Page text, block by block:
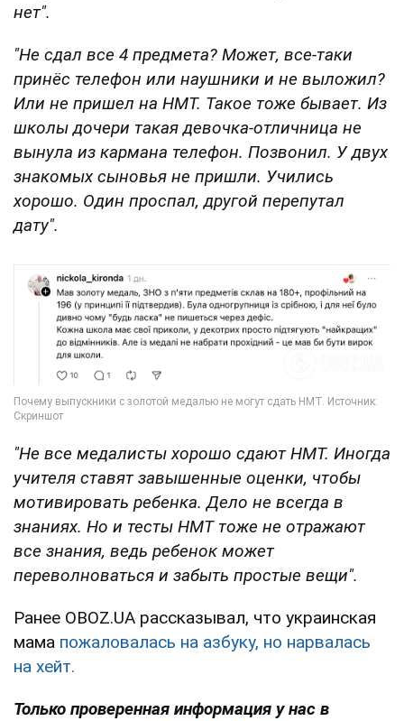
нет".
"Не сдал все 4 предмета? Может, все-таки
принёс телефон или наушники и не выложил?
Или не пришел на НМТ. Такое тоже бывает. Из
школы дочери такая девочка-отличница не
вынула из кармана телефон. Позвонил. У двух
знакомых сыновья не пришли. Учились
хорошо. Один проспал, другой перепутал
дату".
"Не все медалисты хорошо сдают НМТ. Иногда
учителя ставят завышенные оценки, чтобы
мотивировать ребенка. Дело не всегда в
знаниях. Но и тесты НМТ тоже не отражают
все знания, ведь ребенок может
переволноваться и забыть простые вещи".
Ранее OBOZ.UA рассказывал, что украинская
мама пожаловалась на азбуку, но нарвалась
на хейт.
Только проверенная информация у нас в